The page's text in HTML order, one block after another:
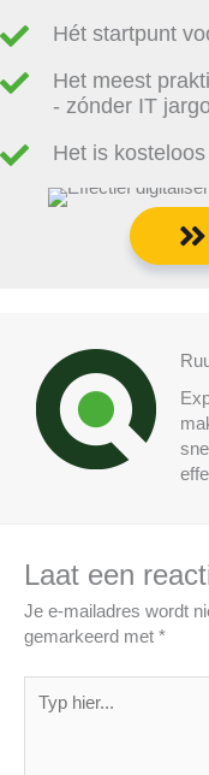
Hét startpunt
Het meest
- zónder IT
Het is
Laat een
Je e-mailadres wordt
gemarkeerd met *
hier...